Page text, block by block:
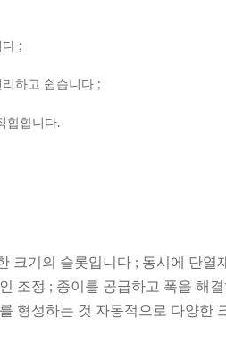
;
하고 쉽습니다 ;
합합니다.
크기의 슬롯입니다 ; 동시에 단
조정 ; 종이를 공급하고 폭을 해
형성하는 것 자동적으로 다양